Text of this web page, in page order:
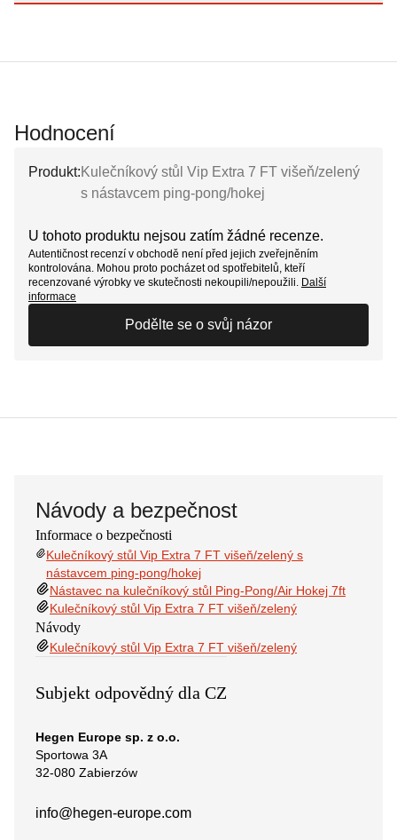
Hodnocení
Produkt: Kulečníkový stůl Vip Extra 7 FT višeň/zelený
s nástavcem ping-pong/hokej
U tohoto produktu nejsou zatím žádné recenze.
Autentičnost recenzí v obchodě není před jejich zveřejněním
kontrolována. Mohou proto pocházet od spotřebitelů, kteří
recenzované výrobky ve skutečnosti nekoupili/nepoužili. Další
informace
Podělte se o svůj názor
Návody a bezpečnost
Informace o bezpečnosti
Kulečníkový stůl Vip Extra 7 FT višeň/zelený s
nástavcem ping-pong/hokej
Nástavec na kulečníkový stůl Ping-Pong/Air Hokej 7ft
Kulečníkový stůl Vip Extra 7 FT višeň/zelený
Návody
Kulečníkový stůl Vip Extra 7 FT višeň/zelený
Subjekt odpovědný dla CZ
Hegen Europe sp. z o.o.
Sportowa 3A
32-080 Zabierzów
info@hegen-europe.com